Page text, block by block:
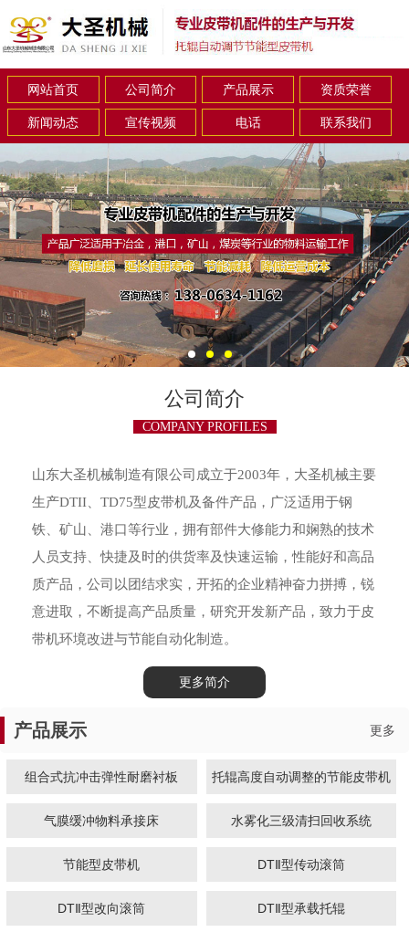
网站首页 公司简介 产品展示 资质荣誉
新闻动态 宣传视频 电话 联系我们
公司简介
COMPANY PROFILES
山东大圣机械制造有限公司成立于2003年，大圣机械主要
生产DTII、TD75型皮带机及备件产品，广泛适用于钢
铁、矿山、港口等行业，拥有部件大修能力和娴熟的技术
人员支持、快捷及时的供货率及快速运输，性能好和高品
质产品，公司以团结求实，开拓的企业精神奋力拼搏，锐
意进取，不断提高产品质量，研究开发新产品，致力于皮
带机环境改进与节能自动化制造。
更多简介
产品展示 更多
组合式抗冲击弹性耐磨衬板 托辊高度自动调整的节能皮带机
气膜缓冲物料承接床 水雾化三级清扫回收系统
节能型皮带机 DTⅡ型传动滚筒
DTⅡ型改向滚筒 DTⅡ型承载托辊